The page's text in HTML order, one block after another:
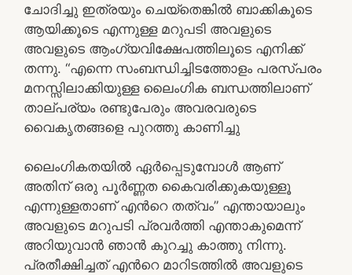
ചോദിച്ചു ഇത്രയും ചെയ്തെങ്കിൽ ബാക്കികൂടെ
ആയിക്കൂടെ എന്നുള്ള മറുപടി അവളുടെ
അവളുടെ ആംഗ്യവിക്ഷേപത്തിലൂടെ എനിക്ക്
തന്നു. “എന്നെ സംബന്ധിച്ചിടത്തോളം പരസ്പരം
മനസ്സിലാക്കിയുള്ള ലൈംഗിക ബന്ധത്തിലാണ്
താല്പര്യം രണ്ടുപേരും അവരവരുടെ
വൈകൃതങ്ങളെ പുറത്തു കാണിച്ചു
ലൈംഗികതയിൽ ഏർപ്പെടുമ്പോൾ ആണ്
അതിന് ഒരു പൂർണ്ണത കൈവരിക്കുകയുള്ളൂ
എന്നുള്ളതാണ് എൻറെ തത്വം” എന്തായാലും
അവളുടെ മറുപടി പ്രവർത്തി എന്താകുമെന്ന്
അറിയുവാൻ ഞാൻ കുറച്ചു കാത്തു നിന്നു.
പ്രതീക്ഷിച്ചത് എൻറെ മാറിടത്തിൽ അവളുടെ